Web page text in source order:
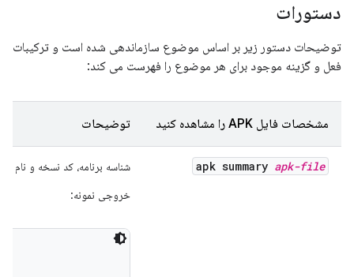
دستورات
توضیحات دستور زیر بر اساس موضوع سازماندهی شده است و ترکیبات
فعل و گزینه موجود برای هر موضوع را فهرست می کند:
مشخصات فایل APK را مشاهده کنید توضیحات
apk summary apk-file
شناسه برنامه، کد نسخه و نام
خروجی نمونه: